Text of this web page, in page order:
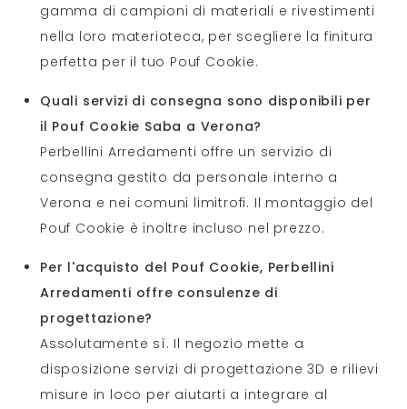
gamma di campioni di materiali e rivestimenti
nella loro materioteca, per scegliere la finitura
perfetta per il tuo Pouf Cookie.
Quali servizi di consegna sono disponibili per
il Pouf Cookie Saba a Verona?
Perbellini Arredamenti offre un servizio di
consegna gestito da personale interno a
Verona e nei comuni limitrofi. Il montaggio del
Pouf Cookie è inoltre incluso nel prezzo.
Per l'acquisto del Pouf Cookie, Perbellini
Arredamenti offre consulenze di
progettazione?
Assolutamente sì. Il negozio mette a
disposizione servizi di progettazione 3D e rilievi
misure in loco per aiutarti a integrare al